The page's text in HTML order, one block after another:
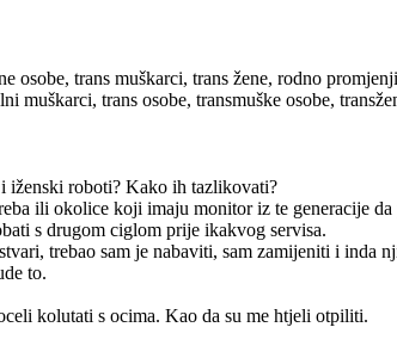
trans muškarci, trans žene, rodno
muškarci, trans osobe, transmuške osobe,
iženski roboti? Kako ih tazlikovati?
ili okolice koji imaju monitor iz te generacije
s drugom ciglom prije ikakvog servisa.
trebao sam je nabaviti, sam zamijeniti i inda
to.
kolutati s ocima. Kao da su me htjeli otpiliti.